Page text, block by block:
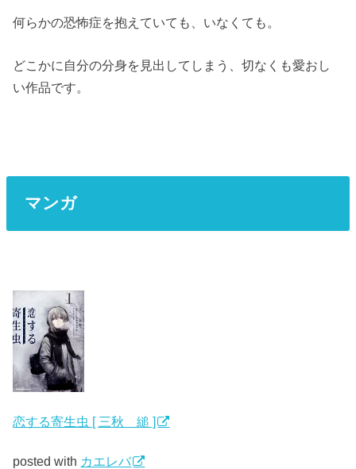
何らかの恐怖症を抱えていても、いなくても。
どこかに自分の分身を見出してしまう、切なくも愛おし
い作品です。
マンガ
恋する寄生虫 [ 三秋 縋 ]
posted with カエレバ